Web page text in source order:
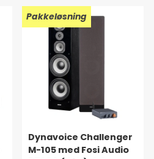
Pakkeløsning
Dynavoice Challenger
M-105 med Fosi Audio